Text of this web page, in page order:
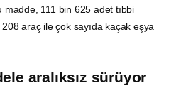
111 bin 625 adet tıbbi
araç ile çok sayıda kaçak eşya
aralıksız sürüyor